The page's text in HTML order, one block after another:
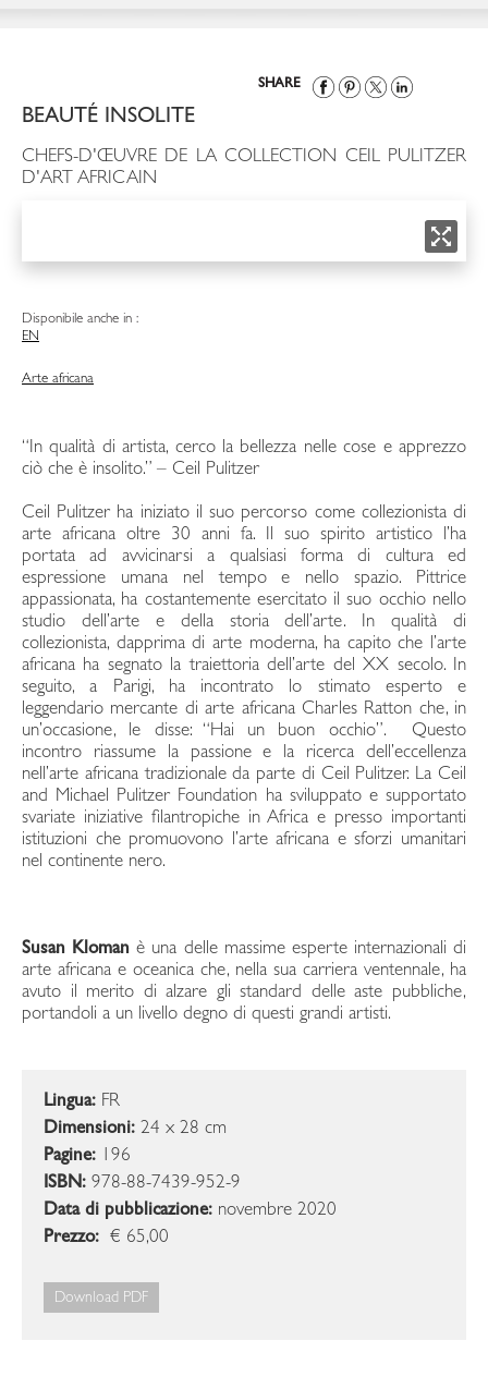
SHARE
BEAUTÉ INSOLITE
CHEFS-D'ŒUVRE DE LA COLLECTION CEIL PULITZER
D'ART AFRICAIN
Disponibile anche in :
EN
Arte africana
“In qualità di artista, cerco la bellezza nelle cose e apprezzo
ciò che è insolito.” – Ceil Pulitzer
Ceil Pulitzer ha iniziato il suo percorso come collezionista di
arte africana oltre 30 anni fa. Il suo spirito artistico l’ha
portata ad avvicinarsi a qualsiasi forma di cultura ed
espressione umana nel tempo e nello spazio. Pittrice
appassionata, ha costantemente esercitato il suo occhio nello
studio dell’arte e della storia dell’arte. In qualità di
collezionista, dapprima di arte moderna, ha capito che l’arte
africana ha segnato la traiettoria dell’arte del XX secolo. In
seguito, a Parigi, ha incontrato lo stimato esperto e
leggendario mercante di arte africana Charles Ratton che, in
un’occasione, le disse: “Hai un buon occhio”. Questo
incontro riassume la passione e la ricerca dell’eccellenza
nell’arte africana tradizionale da parte di Ceil Pulitzer. La Ceil
and Michael Pulitzer Foundation ha sviluppato e supportato
svariate iniziative filantropiche in Africa e presso importanti
istituzioni che promuovono l’arte africana e sforzi umanitari
nel continente nero.
Susan Kloman è una delle massime esperte internazionali di
arte africana e oceanica che, nella sua carriera ventennale, ha
avuto il merito di alzare gli standard delle aste pubbliche,
portandoli a un livello degno di questi grandi artisti.
Lingua: FR
Dimensioni: 24 x 28 cm
Pagine: 196
ISBN: 978-88-7439-952-9
Data di pubblicazione: novembre 2020
Prezzo: € 65,00
Download PDF